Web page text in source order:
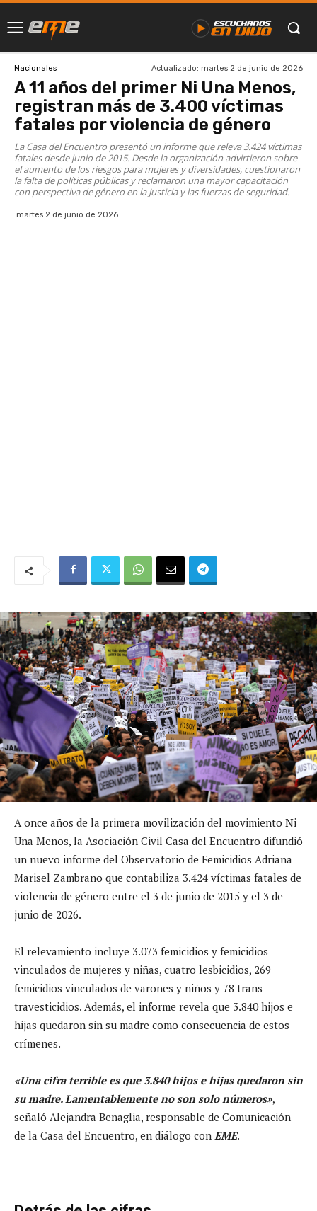
Nacionales Actualizado: martes 2 de junio de 2026
A 11 años del primer Ni Una Menos,
registran más de 3.400 víctimas
fatales por violencia de género
La Casa del Encuentro presentó un informe que releva 3.424 víctimas
fatales desde junio de 2015. Desde la organización advirtieron sobre
el aumento de los riesgos para mujeres y diversidades, cuestionaron
la falta de políticas públicas y reclamaron una mayor capacitación
con perspectiva de género en la Justicia y las fuerzas de seguridad.
martes 2 de junio de 2026
A once años de la primera movilización del movimiento Ni
Una Menos, la Asociación Civil Casa del Encuentro difundió
un nuevo informe del Observatorio de Femicidios Adriana
Marisel Zambrano que contabiliza 3.424 víctimas fatales de
violencia de género entre el 3 de junio de 2015 y el 3 de
junio de 2026.
El relevamiento incluye 3.073 femicidios y femicidios
vinculados de mujeres y niñas, cuatro lesbicidios, 269
femicidios vinculados de varones y niños y 78 trans
travesticidios. Además, el informe revela que 3.840 hijos e
hijas quedaron sin su madre como consecuencia de estos
crímenes.
«Una cifra terrible es que 3.840 hijos e hijas quedaron sin
su madre. Lamentablemente no son solo números»,
señaló Alejandra Benaglia, responsable de Comunicación
de la Casa del Encuentro, en diálogo con EME.